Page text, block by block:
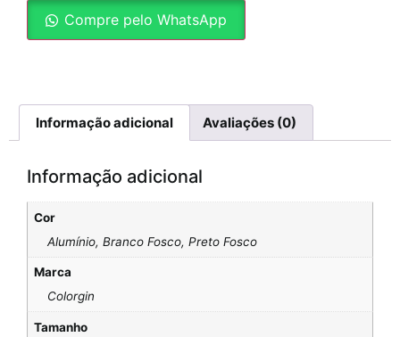
Compre pelo WhatsApp
Informação adicional Avaliações (0)
Informação adicional
Cor
Alumínio, Branco Fosco, Preto Fosco
Marca
Colorgin
Tamanho